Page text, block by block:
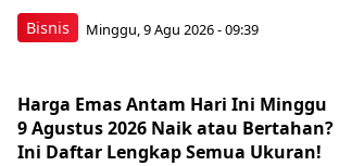
Bisnis Minggu, 9 Agu 2026 - 09:39
Harga Emas Antam Hari Ini Minggu
9 Agustus 2026 Naik atau Bertahan?
Ini Daftar Lengkap Semua Ukuran!